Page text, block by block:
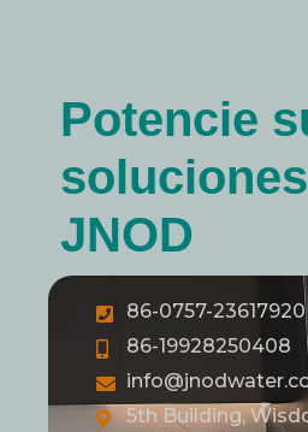
Potencie
JNOD
86-0757-23617920
86-19928250408
5th Building,